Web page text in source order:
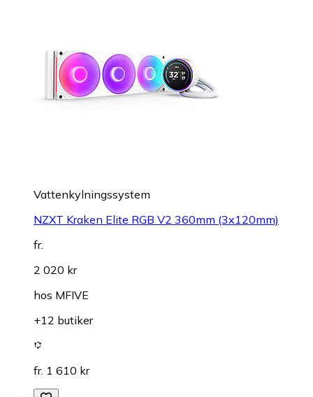
Vattenkylningssystem
NZXT Kraken Elite RGB V2 360mm (3x120mm)
fr.
2 020 kr
hos MFIVE
+12 butiker
fr. 1 610 kr